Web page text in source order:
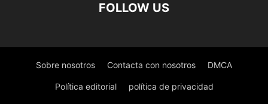
FOLLOW US
Sobre nosotros Contacta con nosotros DMCA
Política editorial política de privacidad